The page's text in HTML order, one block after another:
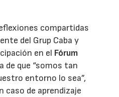
compartidas
del Grup Caba y
en el Fórum
de que “somos tan
entorno lo sea”,
caso de aprendizaje